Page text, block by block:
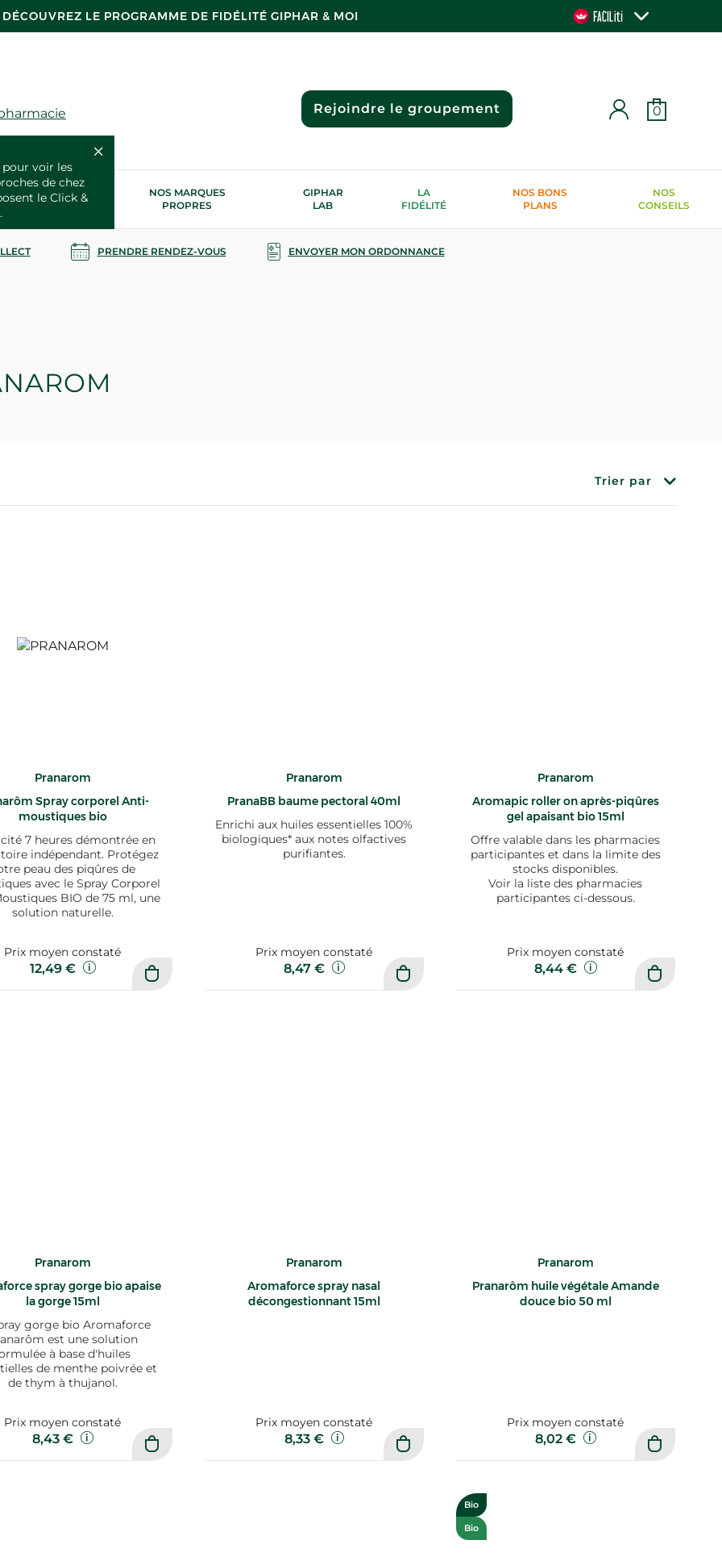
DÉCOUVREZ LE PROGRAMME DE FIDÉLITÉ GIPHAR & MOI
voir les
de chez
le Click &
Rejoindre le groupement 0
SERVICES
SANTÉ
NOS MARQUES
PROPRES
GIPHAR
LAB
LA
FIDÉLITÉ
NOS BONS
PLANS
NOS
CONSEILS
PRENDRE RENDEZ-VOUS ENVOYER MON ORDONNANCE
Trier par
Pranarom
Spray corporel Anti-
moustiques bio
7 heures démontrée en
indépendant. Protégez
peau des piqûres de
avec le Spray Corporel
BIO de 75 ml, une
solution naturelle.
Prix moyen constaté
12,49 €
Pranarom
PranaBB baume pectoral 40ml
Enrichi aux huiles essentielles 100%
biologiques* aux notes olfactives
purifiantes.
Prix moyen constaté
8,47 €
Pranarom
Aromapic roller on après-piqûres
gel apaisant bio 15ml
Offre valable dans les pharmacies
participantes et dans la limite des
stocks disponibles.
Voir la liste des pharmacies
participantes ci-dessous.
Prix moyen constaté
8,44 €
Pranarom
spray gorge bio apaise
la gorge 15ml
gorge bio Aromaforce
est une solution
à base d'huiles
de menthe poivrée et
de thym à thujanol.
Prix moyen constaté
8,43 €
Pranarom
Aromaforce spray nasal
décongestionnant 15ml
Prix moyen constaté
8,33 €
Pranarom
Pranarôm huile végétale Amande
douce bio 50 ml
Prix moyen constaté
8,02 €
Bio
Bio